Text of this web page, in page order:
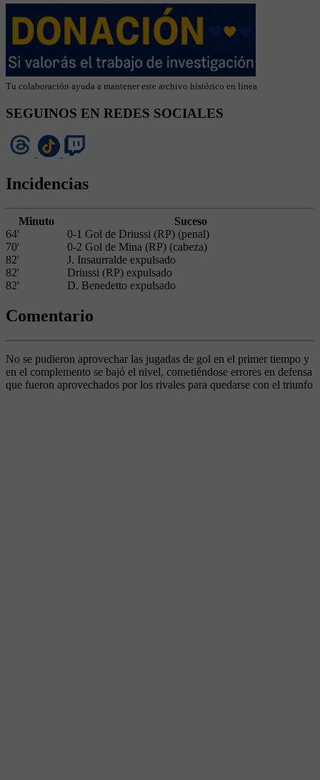
Tu colaboración ayuda a mantener este archivo histórico en línea
SEGUINOS EN REDES SOCIALES
Incidencias
Minuto
Suceso
64'
0-1 Gol de Driussi (RP) (penal)
70'
0-2 Gol de Mina (RP) (cabeza)
82'
J. Insaurralde expulsado
82'
Driussi (RP) expulsado
82'
D. Benedetto expulsado
Comentario
No se pudieron aprovechar las jugadas de gol en el primer tiempo y
en el complemento se bajó el nivel, cometiéndose errores en defensa
que fueron aprovechados por los rivales para quedarse con el triunfo